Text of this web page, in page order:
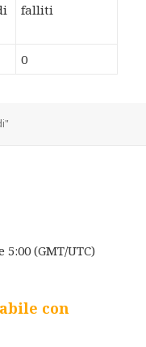
falliti
0
(GMT/UTC)
con